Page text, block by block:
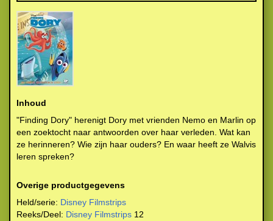
Inhoud
"Finding Dory" herenigt Dory met vrienden Nemo en Marlin op
een zoektocht naar antwoorden over haar verleden. Wat kan
ze herinneren? Wie zijn haar ouders? En waar heeft ze Walvis
leren spreken?
Overige productgegevens
Held/serie: Disney Filmstrips
Reeks/Deel: Disney Filmstrips 12